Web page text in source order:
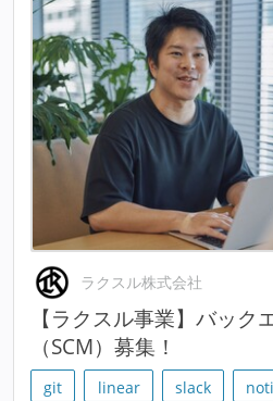
ラクスル株式会社
【ラクスル事業】バック
（SCM）募集！
git linear slack